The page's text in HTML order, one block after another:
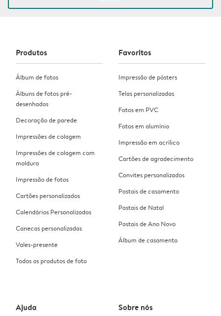
Produtos
Álbum de fotos
Álbuns de fotos pré-
desenhados
Decoração de parede
Impressões de colagem
Impressões de colagem com
moldura
Impressão de fotos
Cartões personalizados
Calendários Personalizados
Canecas personalizadas
Vales-presente
Todos os produtos de foto
Favoritos
Impressão de pósters
Telas personalizadas
Fotos em PVC
Fotos em alumínio
Impressão em acrílico
Cartões de agradecimento
Convites personalizados
Postais de casamento
Postais de Natal
Postais de Ano Novo
Álbum de casamento
Ajuda Sobre nós